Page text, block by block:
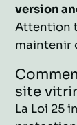
version
Attention
maintenir
site
La Loi 25